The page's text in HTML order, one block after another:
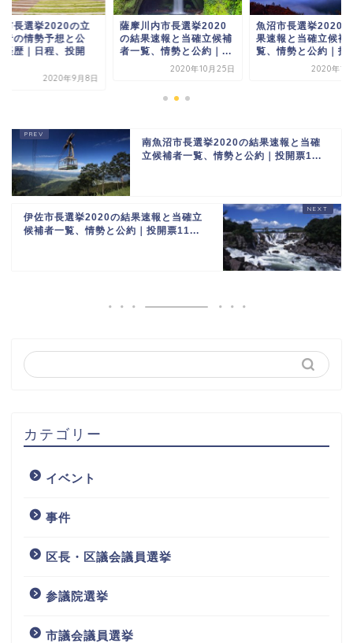
市長選挙2020の立
者の情勢予想と公
経歴｜日程、投開
2020年9月8日
薩摩川内市長選挙2020
の結果速報と当確立候補
者一覧、情勢と公約｜...
2020年10月25日
魚沼市長選挙2020
果速報と当確立候補
覧、情勢と公約｜投
2020年12
南魚沼市長選挙2020の結果速報と当確
立候補者一覧、情勢と公約｜投開票1...
伊佐市長選挙2020の結果速報と当確立
候補者一覧、情勢と公約｜投開票11...
カテゴリー
イベント
事件
区長・区議会議員選挙
参議院選挙
市議会議員選挙